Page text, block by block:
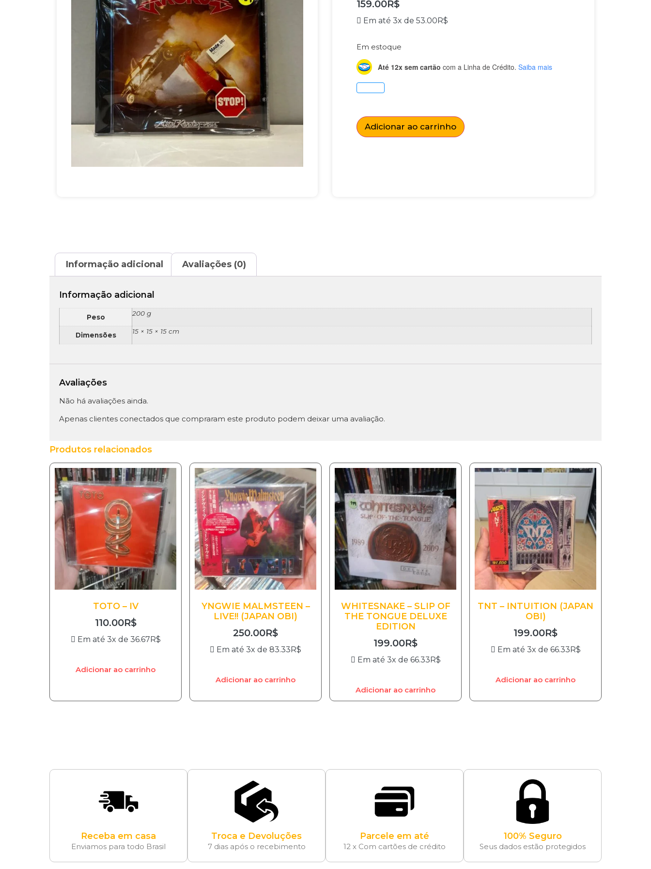
159.00R$
Em até 3x de 53.00 R$
Em estoque
Até 12x sem cartão com a Linha de Crédito. Saiba mais
Adicionar ao carrinho
Informação adicional Avaliações (0)
Informação adicional
Peso 200 g
Dimensões 15 × 15 × 15 cm
Avaliações
Não há avaliações ainda.
Apenas clientes conectados que compraram este produto podem deixar uma avaliação.
Produtos relacionados
TOTO – IV
110.00R$
Em até 3x de 36.67 R$
Adicionar ao carrinho
YNGWIE MALMSTEEN –
LIVE!! (JAPAN OBI)
250.00R$
Em até 3x de 83.33 R$
Adicionar ao carrinho
WHITESNAKE – SLIP OF
THE TONGUE DELUXE
EDITION
199.00R$
Em até 3x de 66.33 R$
Adicionar ao carrinho
TNT – INTUITION (JAPAN
OBI)
199.00R$
Em até 3x de 66.33 R$
Adicionar ao carrinho
Receba em casa
Enviamos para todo Brasil
Troca e Devoluções
7 dias após o recebimento
Parcele em até
12 x Com cartões de crédito
100% Seguro
Seus dados estão protegidos